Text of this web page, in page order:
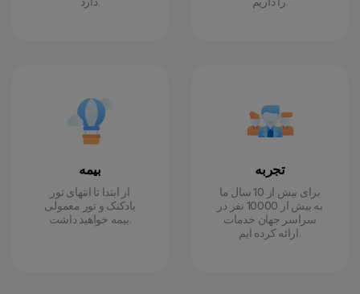
بیمه
از ابتدا تا انتهای تور
بادکنک و تور معمولی
بیمه خواهید داشت.
تجربه
برای بیش از 10 سال ما
به بیش از 10000 نفر در
سراسر جهان خدمات
ارائه کرده ایم.